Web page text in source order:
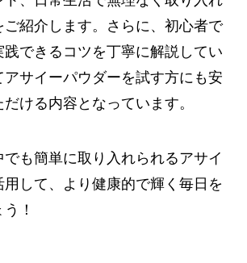
ご紹介します。さらに、初心者で
践できるコツを丁寧に解説してい
アサイーパウダーを試す方にも安
ける内容となっています。
も簡単に取り入れられるアサイ
して、より健康的で輝く毎日を
！